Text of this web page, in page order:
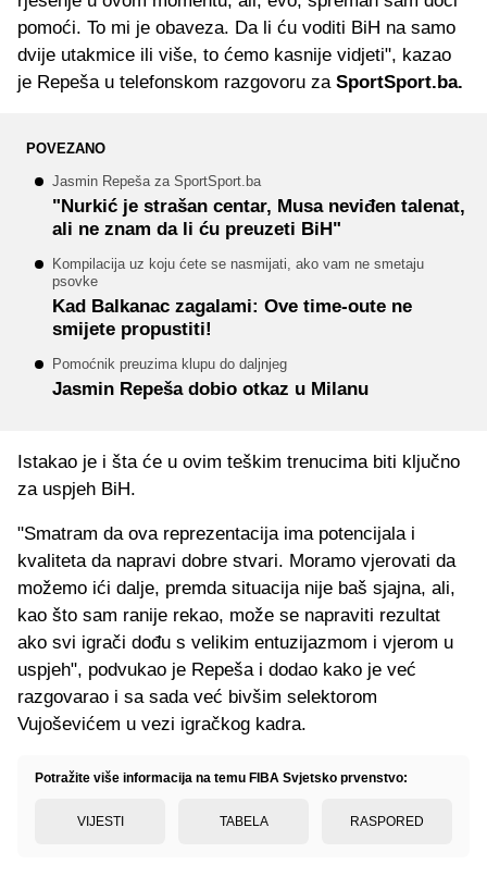
pomoći. To mi je obaveza. Da li ću voditi BiH na samo
dvije utakmice ili više, to ćemo kasnije vidjeti", kazao
je Repeša u telefonskom razgovoru za SportSport.ba.
POVEZANO
Jasmin Repeša za SportSport.ba
"Nurkić je strašan centar, Musa neviđen talenat,
ali ne znam da li ću preuzeti BiH"
Kompilacija uz koju ćete se nasmijati, ako vam ne smetaju
psovke
Kad Balkanac zagalami: Ove time-oute ne
smijete propustiti!
Pomoćnik preuzima klupu do daljnjeg
Jasmin Repeša dobio otkaz u Milanu
Istakao je i šta će u ovim teškim trenucima biti ključno
za uspjeh BiH.
"Smatram da ova reprezentacija ima potencijala i
kvaliteta da napravi dobre stvari. Moramo vjerovati da
možemo ići dalje, premda situacija nije baš sjajna, ali,
kao što sam ranije rekao, može se napraviti rezultat
ako svi igrači dođu s velikim entuzijazmom i vjerom u
uspjeh", podvukao je Repeša i dodao kako je već
razgovarao i sa sada već bivšim selektorom
Vujoševićem u vezi igračkog kadra.
Potražite više informacija na temu FIBA Svjetsko prvenstvo:
VIJESTI TABELA RASPORED